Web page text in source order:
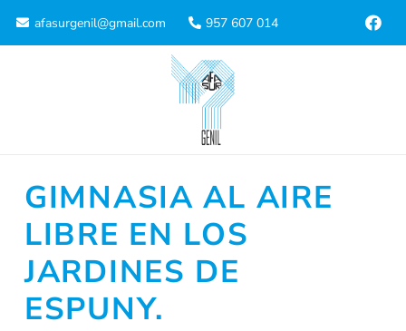
afasurgenil@gmail.com 957 607 014
GIMNASIA AL AIRE
LIBRE EN LOS
JARDINES DE
ESPUNY.